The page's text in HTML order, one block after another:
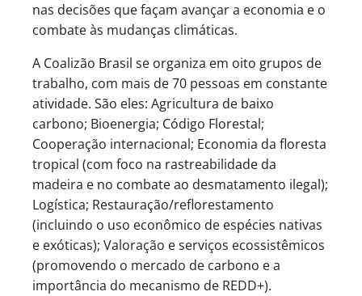
nas decisões que façam avançar a economia e o
combate às mudanças climáticas.
A Coalizão Brasil se organiza em oito grupos de
trabalho, com mais de 70 pessoas em constante
atividade. São eles: Agricultura de baixo
carbono; Bioenergia; Código Florestal;
Cooperação internacional; Economia da floresta
tropical (com foco na rastreabilidade da
madeira e no combate ao desmatamento ilegal);
Logística; Restauração/reflorestamento
(incluindo o uso econômico de espécies nativas
e exóticas); Valoração e serviços ecossistêmicos
(promovendo o mercado de carbono e a
importância do mecanismo de REDD+).